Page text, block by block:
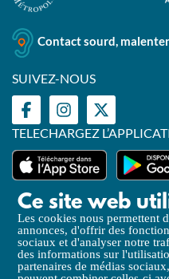
Ce site web
Les cookies nous permettent
annonces, d'offrir des
sociaux et d'analyser notre
des informations sur
partenaires de médias
Contact sourd,
SUIVEZ-NOUS
TELECHARGEZ
Mentions légales
Politique de Confidentialité